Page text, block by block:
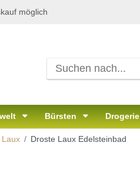
möglich
Bürsten Drogerie
Laux Droste Laux Edelsteinbad